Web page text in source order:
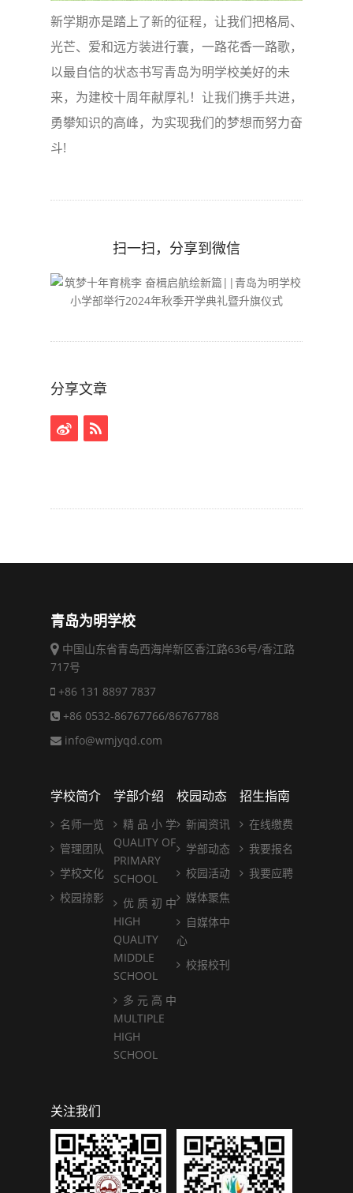
新学期亦是踏上了新的征程，让我们把格局、
光芒、爱和远方装进行囊，一路花香一路歌，
以最自信的状态书写青岛为明学校美好的未
来，为建校十周年献厚礼！让我们携手共进，
勇攀知识的高峰，为实现我们的梦想而努力奋
斗!
扫一扫，分享到微信
分享文章
青岛为明学校
中国山东省青岛西海岸新区香江路636号/香江路
717号
+86 131 8897 7837
+86 0532-86767766/86767788
info@wmjyqd.com
学校简介
名师一览
管理团队
学校文化
校园掠影
学部介绍
精 品 小 学
QUALITY OF
PRIMARY
SCHOOL
优 质 初 中
HIGH
QUALITY
MIDDLE
SCHOOL
多 元 高 中
MULTIPLE
HIGH
SCHOOL
校园动态
新闻资讯
学部动态
校园活动
媒体聚焦
自媒体中
心
校报校刊
招生指南
在线缴费
我要报名
我要应聘
关注我们